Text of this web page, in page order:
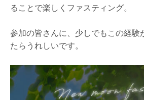
ることで楽しくファスティング。
参加の皆さんに、少しでもこの経験
たらうれしいです。